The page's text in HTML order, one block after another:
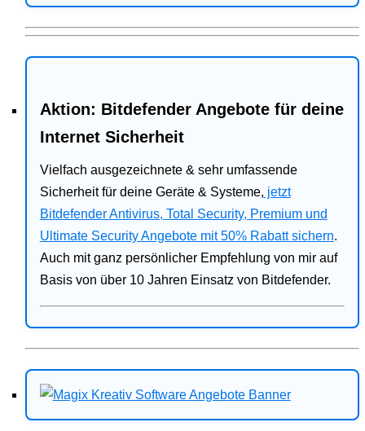
Ratgeber
Aktion: Bitdefender Angebote für deine
Internet Sicherheit
Vielfach ausgezeichnete & sehr umfassende
Sicherheit für deine Geräte & Systeme, jetzt
Bitdefender Antivirus, Total Security, Premium und
Ultimate Security Angebote mit 50% Rabatt sichern.
Auch mit ganz persönlicher Empfehlung von mir auf
Basis von über 10 Jahren Einsatz von Bitdefender.